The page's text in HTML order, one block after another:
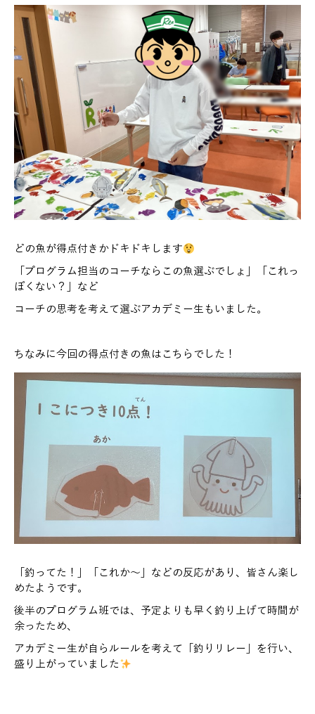
どの魚が得点付きかドキドキします
「プログラム担当のコーチならこの魚選ぶでしょ」「これっ
ぽくない？」など
コーチの思考を考えて選ぶアカデミー生もいました。
ちなみに今回の得点付きの魚はこちらでした！
「釣ってた！」「これか～」などの反応があり、皆さん楽し
めたようです。
後半のプログラム班では、予定よりも早く釣り上げて時間が
余ったため、
アカデミー生が自らルールを考えて「釣りリレー」を行い、
盛り上がっていました